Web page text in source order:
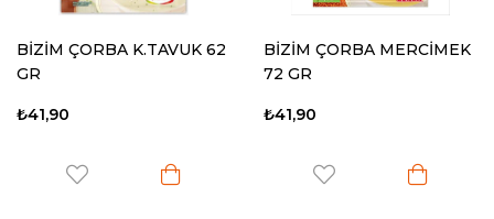
BİZİM ÇORBA K.TAVUK 62
GR
₺41,90
BİZİM ÇORBA MERCİMEK
72 GR
₺41,90